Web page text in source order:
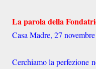
La parola della
Casa Madre, 27
Cerchiamo la perfezione